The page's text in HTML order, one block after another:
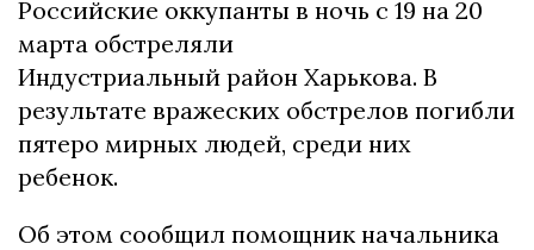
Российские оккупанты в ночь с 19 на 20
марта обстреляли
Индустриальный район Харькова. В
результате вражеских обстрелов погибли
пятеро мирных людей, среди них
ребенок.
Об этом сообщил помощник начальника